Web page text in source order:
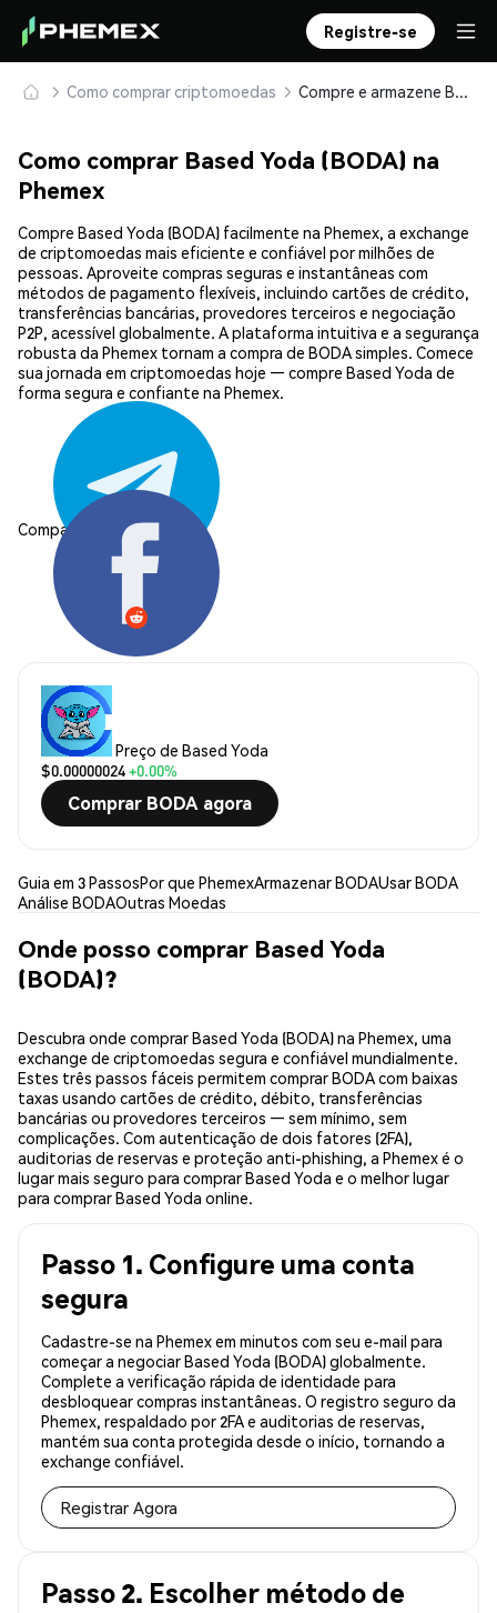
Registre-se
Como comprar criptomoedas Compre e armazene Based Yoda (BODA) com segurança
Como comprar Based Yoda (BODA) na
Phemex
Compre Based Yoda (BODA) facilmente na Phemex, a exchange
de criptomoedas mais eficiente e confiável por milhões de
pessoas. Aproveite compras seguras e instantâneas com
métodos de pagamento flexíveis, incluindo cartões de crédito,
transferências bancárias, provedores terceiros e negociação
P2P, acessível globalmente. A plataforma intuitiva e a segurança
robusta da Phemex tornam a compra de BODA simples. Comece
sua jornada em criptomoedas hoje — compre Based Yoda de
forma segura e confiante na Phemex.
Compartilhar:
Preço de Based Yoda
$0.00000024+0.00%
Comprar BODA agora
Guia em 3 PassosPor que PhemexArmazenar BODAUsar BODA
Análise BODAOutras Moedas
Onde posso comprar Based Yoda
(BODA)?
Descubra onde comprar Based Yoda (BODA) na Phemex, uma
exchange de criptomoedas segura e confiável mundialmente.
Estes três passos fáceis permitem comprar BODA com baixas
taxas usando cartões de crédito, débito, transferências
bancárias ou provedores terceiros — sem mínimo, sem
complicações. Com autenticação de dois fatores (2FA),
auditorias de reservas e proteção anti-phishing, a Phemex é o
lugar mais seguro para comprar Based Yoda e o melhor lugar
para comprar Based Yoda online.
Passo 1. Configure uma conta
segura
Cadastre-se na Phemex em minutos com seu e-mail para
começar a negociar Based Yoda (BODA) globalmente.
Complete a verificação rápida de identidade para
desbloquear compras instantâneas. O registro seguro da
Phemex, respaldado por 2FA e auditorias de reservas,
mantém sua conta protegida desde o início, tornando a
exchange confiável.
Registrar Agora
Passo 2. Escolher método de